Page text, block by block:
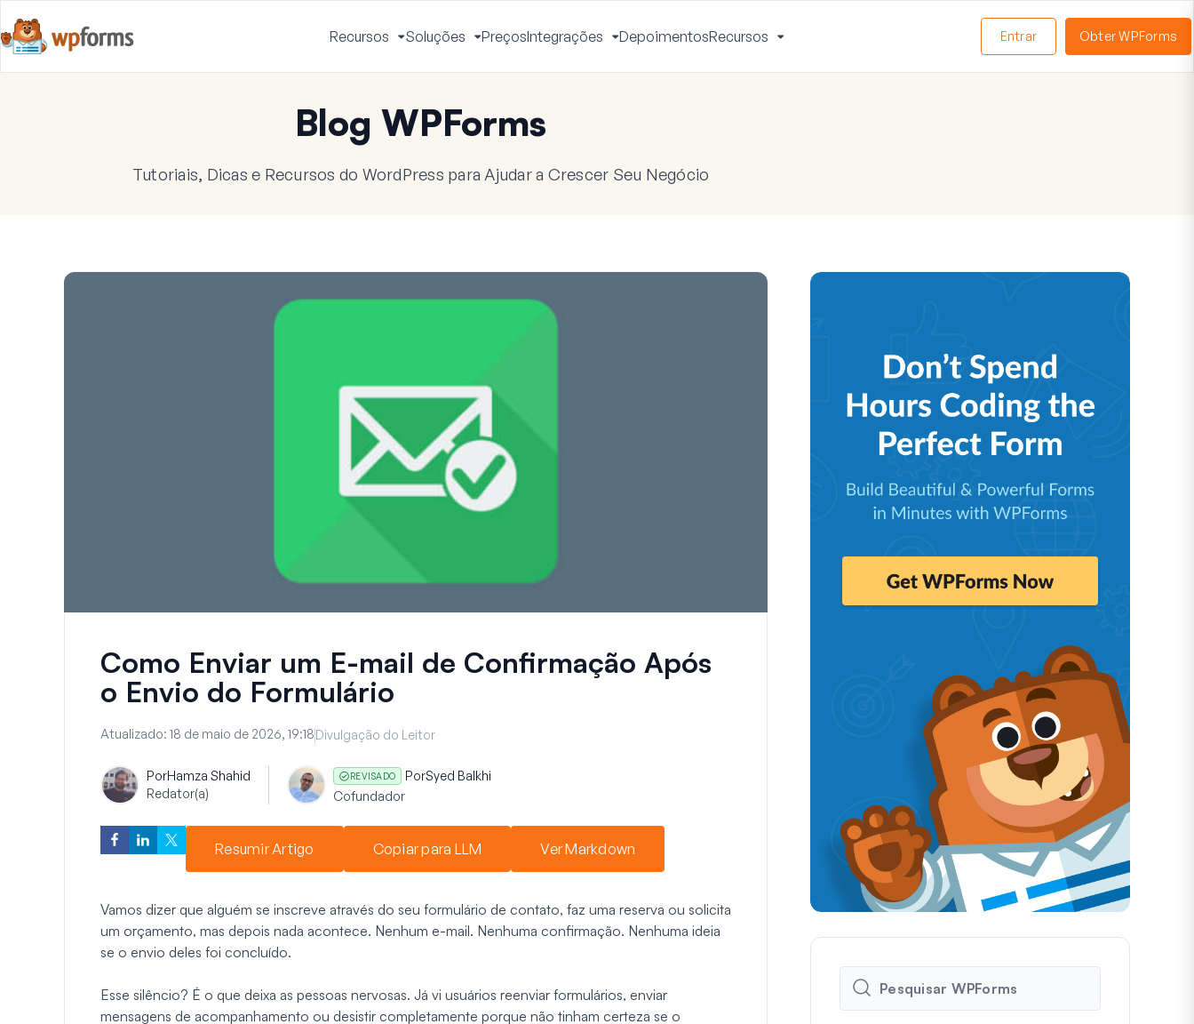
Recursos
Alternar
Menu
Soluções
Alternar
Menu
PreçosIntegrações
Alternar
Menu
DepoimentosRecursos
Menu
Entrar Obter WPForms
Blog WPForms
Tutoriais, Dicas e Recursos do WordPress para Ajudar a Crescer Seu Negócio
Como Enviar um E-mail de Confirmação Após
o Envio do Formulário
Atualizado: 18 de maio de 2026, 19:18Divulgação do Leitor
PorHamza Shahid
Redator(a)
REVISADO PorSyed Balkhi
Cofundador
Resumir Artigo Copiar para LLM Ver Markdown
Vamos dizer que alguém se inscreve através do seu formulário de contato, faz uma reserva ou solicita
um orçamento, mas depois nada acontece. Nenhum e-mail. Nenhuma confirmação. Nenhuma ideia
se o envio deles foi concluído.
Esse silêncio? É o que deixa as pessoas nervosas. Já vi usuários reenviar formulários, enviar
mensagens de acompanhamento ou desistir completamente porque não tinham certeza se o